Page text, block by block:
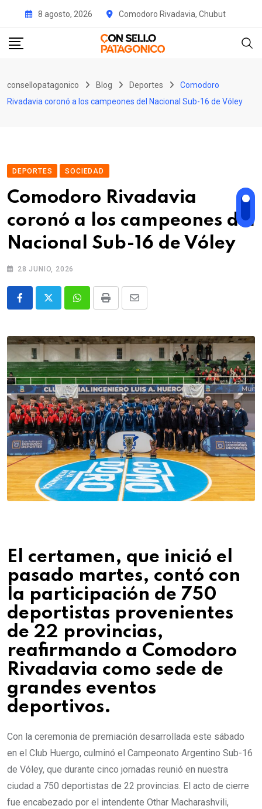
content
8 agosto, 2026 Comodoro Rivadavia, Chubut
consellopatagonico Blog Deportes
Comodoro
Rivadavia coronó a los campeones del Nacional Sub-16 de Vóley
DEPORTES SOCIEDAD
Comodoro Rivadavia
coronó a los campeones del
Nacional Sub-16 de Vóley
28 JUNIO, 2026
WhatsappPrint
Share
Email
El certamen, que inició el
pasado martes, contó con
la participación de 750
deportistas provenientes
de 22 provincias,
reafirmando a Comodoro
Rivadavia como sede de
grandes eventos
deportivos.
Con la ceremonia de premiación desarrollada este sábado
en el Club Huergo, culminó el Campeonato Argentino Sub-16
de Vóley, que durante cinco jornadas reunió en nuestra
ciudad a 750 deportistas de 22 provincias. El acto de cierre
fue encabezado por el intendente Othar Macharashvili,